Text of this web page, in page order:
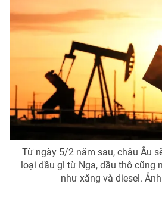
Từ ngày 5/2 năm sau, châu Âu
loại dầu gì từ Nga, dầu thô cũng
như xăng và diesel.